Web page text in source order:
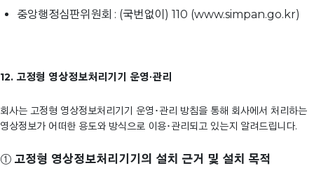
중앙행정심판위원회 : (국번없이) 110 (www.simpan.go.kr)
12. 고정형 영상정보처리기기 운영∙관리
회사는 고정형 영상정보처리기기 운영･관리 방침을 통해 회사에서 처리하는
영상정보가 어떠한 용도와 방식으로 이용･관리되고 있는지 알려드립니다.
① 고정형 영상정보처리기기의 설치 근거 및 설치 목적